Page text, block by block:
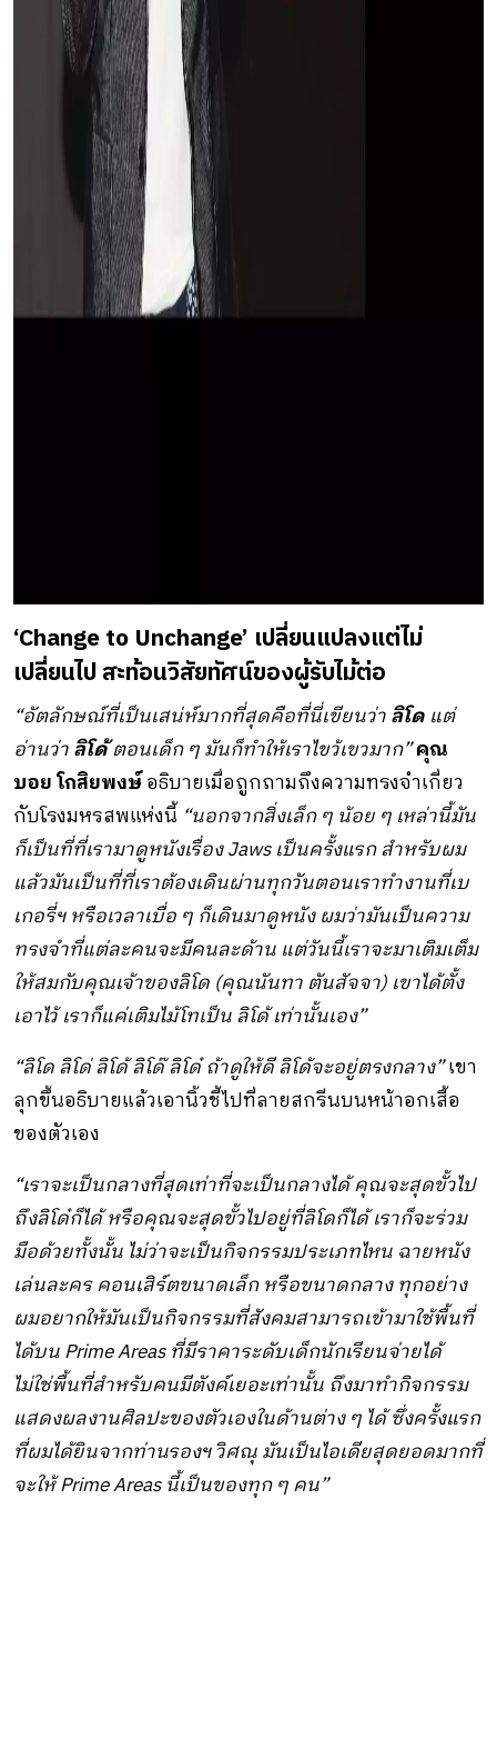
‘Change to Unchange’ เปลี่ยนแปลงแต่ไม่
เปลี่ยนไป สะท้อนวิสัยทัศน์ของผู้รับไม้ต่อ
“อัตลักษณ์ที่เป็นเสน่ห์มากที่สุดคือที่นี่เขียนว่าลิโด แต่
อ่านว่าลิโด้ตอนเด็ก ๆ มันก็ทำให้เราไขว้เขวมาก”คุณ
บอย โกสิยพงษ์อธิบายเมื่อถูกถามถึงความทรงจำเกี่ยว
กับโรงมหรสพแห่งนี้ “นอกจากสิ่งเล็ก ๆ น้อย ๆ เหล่านี้มัน
ก็เป็นที่ที่เรามาดูหนังเรื่อง Jaws เป็นครั้งแรก สำหรับผม
แล้วมันเป็นที่ที่เราต้องเดินผ่านทุกวันตอนเราทำงานที่เบ
เกอรี่ฯ หรือเวลาเบื่อ ๆ ก็เดินมาดูหนัง ผมว่ามันเป็นความ
ทรงจำที่แต่ละคนจะมีคนละด้าน แต่วันนี้เราจะมาเติมเต็ม
ให้สมกับคุณเจ้าของลิโด (คุณนันทา ตันสัจจา) เขาได้ตั้ง
เอาไว้ เราก็แค่เติมไม้โทเป็น ลิโด้ เท่านั้นเอง”
“ลิโด ลิโด่ ลิโด้ ลิโด๊ ลิโด๋ ถ้าดูให้ดี ลิโด้จะอยู่ตรงกลาง”เขา
ลุกขึ้นอธิบายแล้วเอานิ้วชี้ไปที่ลายสกรีนบนหน้าอกเสื้อ
ของตัวเอง
“เราจะเป็นกลางที่สุดเท่าที่จะเป็นกลางได้ คุณจะสุดขั้วไป
ถึงลิโด๋ก็ได้ หรือคุณจะสุดขั้วไปอยู่ที่ลิโดก็ได้ เราก็จะร่วม
มือด้วยทั้งนั้น ไม่ว่าจะเป็นกิจกรรมประเภทไหน ฉายหนัง
เล่นละคร คอนเสิร์ตขนาดเล็ก หรือขนาดกลาง ทุกอย่าง
ผมอยากให้มันเป็นกิจกรรมที่สังคมสามารถเข้ามาใช้พื้นที่
ได้บน Prime Areas ที่มีราคาระดับเด็กนักเรียนจ่ายได้
ไม่ใช่พื้นที่สำหรับคนมีตังค์เยอะเท่านั้น ถึงมาทำกิจกรรม
แสดงผลงานศิลปะของตัวเองในด้านต่าง ๆ ได้ ซึ่งครั้งแรก
ที่ผมได้ยินจากท่านรองฯ วิศณุ มันเป็นไอเดียสุดยอดมากที่
จะให้ Prime Areas นี้เป็นของทุก ๆ คน”